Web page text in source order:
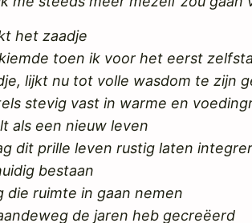
het zaadje
toen ik voor het eerst
lijkt nu tot volle wasdom te zijn
stevig vast in warme en
als een nieuw leven
dit prille leven rustig laten
bestaan
die ruimte in gaan nemen
de jaren heb gecreëerd